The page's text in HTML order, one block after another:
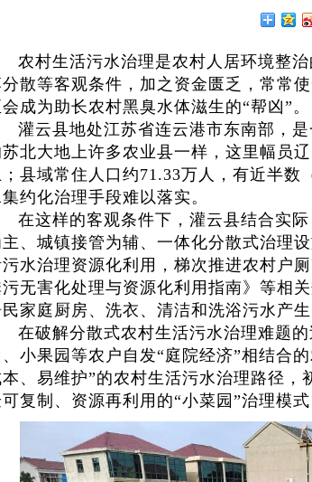
农村生活污水治理是农村人居环境整
散等客观条件，加之资金匮乏，常常
成为助长农村黑臭水体滋生的“帮凶”。
灌云县地处江苏省连云港市东南部，
北大地上许多农业县一样，这里幅员
县域常住人口约71.33万人，有近半数
约化治理手段难以落实。
在这样的客观条件下，灌云县结合实
、城镇接管为辅、一体化分散式治理
水治理资源化利用，梯次推进农村户
无害化处理与资源化利用指南》等相
家庭厨房、洗衣、清洁和洗浴污水产
在破解分散式农村生活污水治理难题
小果园等农户自发“庭院经济”相结合
、易维护”的农村生活污水治理路径
复制、资源再利用的“小菜园”治理模